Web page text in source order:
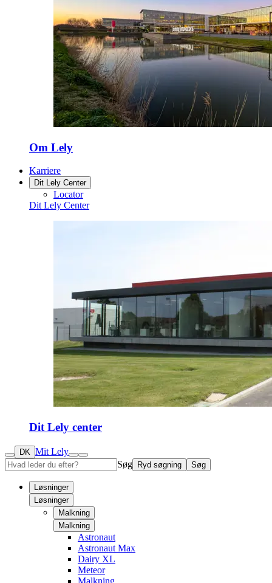
Om Lely
Karriere
Dit Lely Center
Locator
Dit Lely Center
Dit Lely center
DK Mit Lely
Søg
Ryd søgning Søg
Løsninger
Løsninger
Malkning
Malkning
Astronaut
Astronaut Max
Dairy XL
Meteor
Malkning